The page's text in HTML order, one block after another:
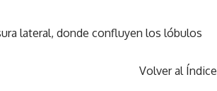
lateral, donde confluyen los lóbulos
Volver al Índice